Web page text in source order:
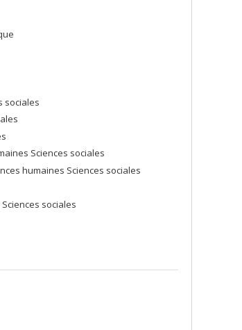
sociales
Sciences sociales
humaines Sciences sociales
sociales